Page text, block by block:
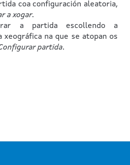
coa configuración aleatoria,
a xogar.
a partida escollendo a
xeográfica na que se atopan os
partida.